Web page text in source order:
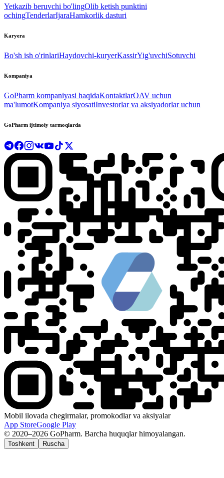
Yetkazib beruvchi bo'lingOlib ketish punktini
ochingTenderlarIjaraHamkorlik dasturi
Karyera
Bo'sh ish o'rinlariHaydovchi-kuryerKassirYig'uvchiSotuvchi
Kompaniya
GoPharm kompaniyasi haqidaKontaktlarOAV uchun
ma'lumotKompaniya siyosatiInvestorlar va aksiyadorlar uchun
GoPharm ijtimoiy tarmoqlarda
Mobil ilovada chegirmalar, promokodlar va aksiyalar
App StoreGoogle Play
© 2020–2026 GoPharm. Barcha huquqlar himoyalangan.
Toshkent Ruscha